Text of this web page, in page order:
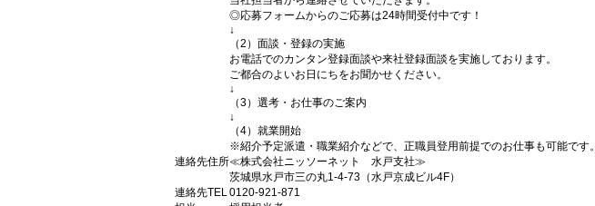
◎応募フォームからのご応募は24時間受付中です！
↓
（2）面談・登録の実施
お電話でのカンタン登録面談や来社登録面談を実施しております。
ご都合のよいお日にちをお聞かせください。
↓
（3）選考・お仕事のご案内
↓
（4）就業開始
※紹介予定派遣・職業紹介などで、正職員登用前提でのお仕事も可能です。
連絡先住所≪株式会社ニッソーネット 水戸支社≫
茨城県水戸市三の丸1-4-73（水戸京成ビル4F）
連絡先TEL0120-921-871